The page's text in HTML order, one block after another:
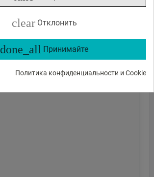
clear Отклонить
done_all Принимайте
Политика конфиденциальности и Cookie